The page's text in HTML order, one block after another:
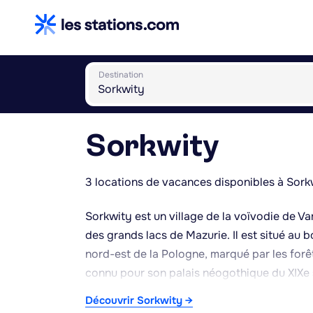
Destination
Sorkwity
3 locations de vacances disponibles à
Sorkwity est un village de la voïvodie de
des grands lacs de Mazurie. Il est situé au
nord-est de la Pologne, marqué par les
connu pour son palais néogothique du
Découvrir Sorkwity →